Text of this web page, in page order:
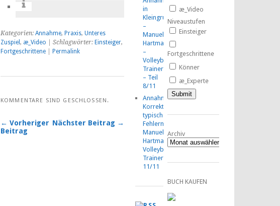
Kategorien: Annahme, Praxis, Unteres
Zuspiel , æ_Video | Schlagwörter: Einsteiger,
Fortgeschrittene
Permalink
KOMMENTARE SIND GESCHLOSSEN.
← Vorheriger
Beitrag
Nächster Beitrag →
in
Kleingruppen
–
Manuel
Hartmann
–
Volleyball-
TrainerMOOC
– Teil
8/11
Annahmetraining:
Korrektur
typischer
Fehlermuster,
Manuel
Hartmann,
Volleyball-
TrainerMOOC,
11/11
æ_Video
Niveaustufen
Einsteiger
Fortgeschrittene
Könner
æ_Experte
Archiv
BUCH KAUFEN